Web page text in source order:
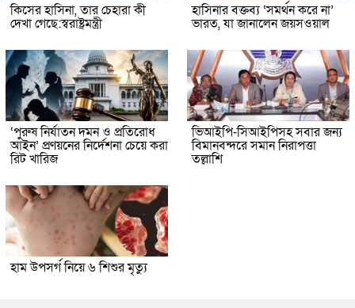
কিসের হাসিনা, তার চেহারা কী
দেখা গেছে:স্বরাষ্ট্রমন্ত্রী
হাসিনার বক্তব্য ‘সমর্থন করে না’
ভারত, যা জানালেন জয়সওয়াল
‘পুরুষ নির্যাতন দমন ও প্রতিরোধ
আইন’ প্রণয়নের নির্দেশনা চেয়ে করা
রিট খারিজ
ভিআইপি-সিআইপিসহ সবার জন্য
বিমানবন্দরে সমান নিরাপত্তা
তল্লাশি
হাম উপসর্গ নিয়ে ৬ শিশুর মৃত্যু